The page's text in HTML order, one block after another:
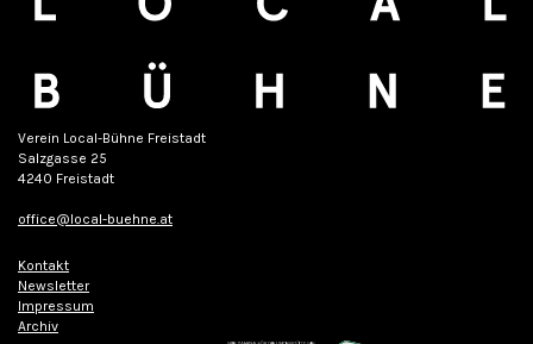
Verein Local-Bühne Freistadt
Salzgasse 25
4240 Freistadt
office@local-buehne.at
Kontakt
Newsletter
Impressum
Archiv